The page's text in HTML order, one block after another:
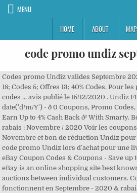
MENU
HOME
ABOUT
code promo undiz
Codes promo Undiz valides Septembre
18; Codes 5; Offres 13; 40% Codes. Pour
codes ... avis publié le 15/12/2020 . Undiz
date('d/m/Y') - ð 0 Coupons, Promo
Earn Up to 4% Cash Back ð² With
rabais : Novembre / 2020 Voir les
Novembre et bon de réduction Undiz
code promo Undiz lors d'achat pour une
eBay Coupon Codes & Coupons - Save up
eBay is an online shopping site best
auctions between individual customers.
fonctionnent en Septembre - 2020 &